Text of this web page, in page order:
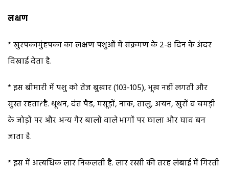
लक्षण
* खुरपकामुंहपका का लक्षण पशुओं में संक्रमण के 2-8 दिन के अंदर
दिखाई देता है.
* इस बीमारी में पशु को तेज बुखार (103-105), भूख नहीं लगती और
सुस्त रहता?है. थूथन, दंत पैड, मसूड़ों, नाक, तालु, अयन, खुरों व चमड़ी
के जोड़ों पर और अन्य गैर बालों वाले भागों पर छाला और घाव बन
जाता है.
* इस में अत्यधिक लार निकलती है. लार रस्सी की तरह लंबाई में गिरती